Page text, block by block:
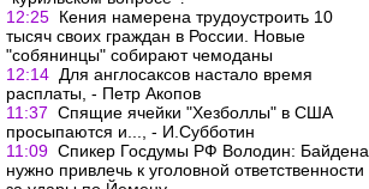
12:25 Кения намерена трудоустроить 10
тысяч своих граждан в России. Новые
"собянинцы" собирают чемоданы
12:14 Для англосаксов настало время
расплаты, - Петр Акопов
11:37 Спящие ячейки "Хезболлы" в США
просыпаются и..., - И.Субботин
11:09 Спикер Госдумы РФ Володин: Байдена
нужно привлечь к уголовной ответственности